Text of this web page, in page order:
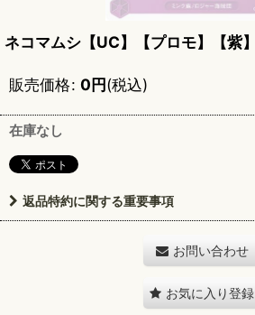
ネコマムシ【UC】【プロモ】【紫】
販売価格: 0円(税込)
在庫なし
返品特約に関する重要事項
お問い合わせ
お気に入り登録